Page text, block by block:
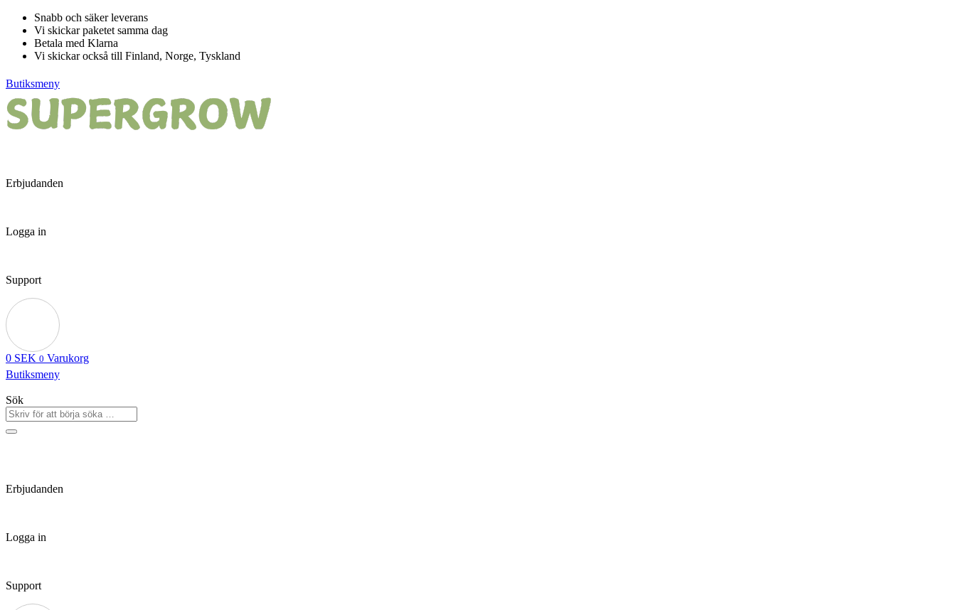
Hoppa
innehåll
Snabb och säker leverans
Vi skickar paketet samma dag
Betala med Klarna
Vi skickar också till Finland, Norge, Tyskland
Butiksmeny
Erbjudanden
Logga in
Support
0 SEK 0 Varukorg
Butiksmeny
Sök
Erbjudanden
Logga in
Support